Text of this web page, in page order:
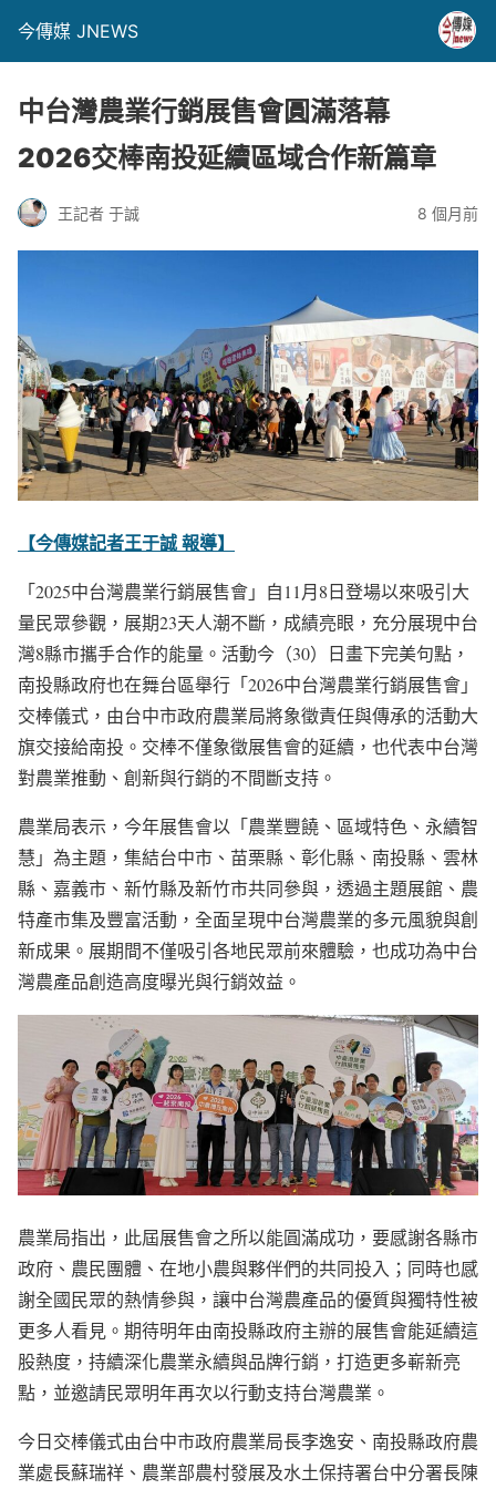
今傳媒 JNEWS
中台灣農業行銷展售會圓滿落幕
2026交棒南投延續區域合作新篇章
王記者 于誠 8 個月前
【今傳媒記者王于誠 報導】
「2025中台灣農業行銷展售會」自11月8日登場以來吸引大
量民眾參觀，展期23天人潮不斷，成績亮眼，充分展現中台
灣8縣市攜手合作的能量。活動今（30）日畫下完美句點，
南投縣政府也在舞台區舉行「2026中台灣農業行銷展售會」
交棒儀式，由台中市政府農業局將象徵責任與傳承的活動大
旗交接給南投。交棒不僅象徵展售會的延續，也代表中台灣
對農業推動、創新與行銷的不間斷支持。
農業局表示，今年展售會以「農業豐饒、區域特色、永續智
慧」為主題，集結台中市、苗栗縣、彰化縣、南投縣、雲林
縣、嘉義市、新竹縣及新竹市共同參與，透過主題展館、農
特產市集及豐富活動，全面呈現中台灣農業的多元風貌與創
新成果。展期間不僅吸引各地民眾前來體驗，也成功為中台
灣農產品創造高度曝光與行銷效益。
農業局指出，此屆展售會之所以能圓滿成功，要感謝各縣市
政府、農民團體、在地小農與夥伴們的共同投入；同時也感
謝全國民眾的熱情參與，讓中台灣農產品的優質與獨特性被
更多人看見。期待明年由南投縣政府主辦的展售會能延續這
股熱度，持續深化農業永續與品牌行銷，打造更多嶄新亮
點，並邀請民眾明年再次以行動支持台灣農業。
今日交棒儀式由台中市政府農業局長李逸安、南投縣政府農
業處長蘇瑞祥、農業部農村發展及水土保持署台中分署長陳